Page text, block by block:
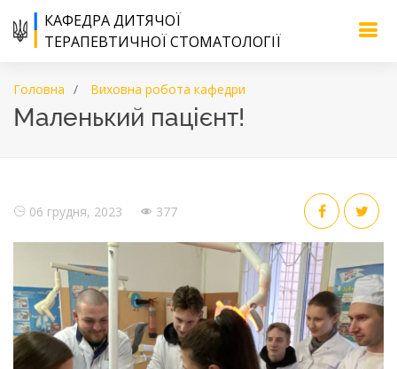
КАФЕДРА ДИТЯЧОЇ
ТЕРАПЕВТИЧНОЇ СТОМАТОЛОГІЇ
Головна Виховна робота кафедри
Маленький пацієнт!
06 грудня, 2023 377